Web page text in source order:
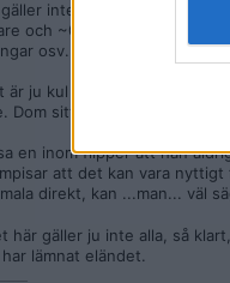
inte ALLA, såklart.
och ~0.02% kvinnor,
osv. Vore bra om det
är ju kul att spela flipper!
Dom sitter ju på sina
en inom flipper att han
att det kan vara
direkt, kan ...man... väl
här gäller ju inte alla, så
lämnat eländet.